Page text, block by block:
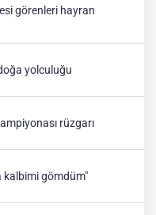
görenleri hayran
yolculuğu
rüzgarı
kalbimi gömdüm"